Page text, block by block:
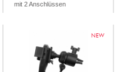
mit 2 Anschlüssen
NEW